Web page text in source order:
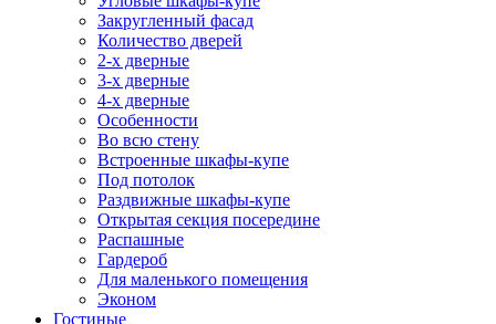
Закругленный фасад
Количество дверей
2-х дверные
3-х дверные
4-х дверные
Особенности
Во всю стену
Встроенные шкафы-купе
Под потолок
Раздвижные шкафы-купе
Открытая секция посередине
Распашные
Гардероб
Для маленького помещения
Эконом
Гостиные